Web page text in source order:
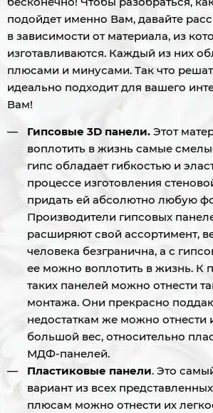
подойдет именно Вам, давайте
в зависимости от материала, из
изготавливаются. Каждый из них
плюсами и минусами. Так что
идеально подходит для вашего
Вам!
Гипсовые 3D панели.Этот
воплотить в жизнь самые
гипс обладает гибкостью и
процессе изготовления
придать ей абсолютно любую
Производители гипсовых
расширяют свой ассортимент,
человека безгранична, а с
ее можно воплотить в жизнь. К
таких панелей можно отнести
монтажа. Они прекрасно
недостаткам же можно отнести
большой вес, относительно
МДФ-панелей.
Пластиковые панели. Это
вариант из всех
плюсам можно отнести их